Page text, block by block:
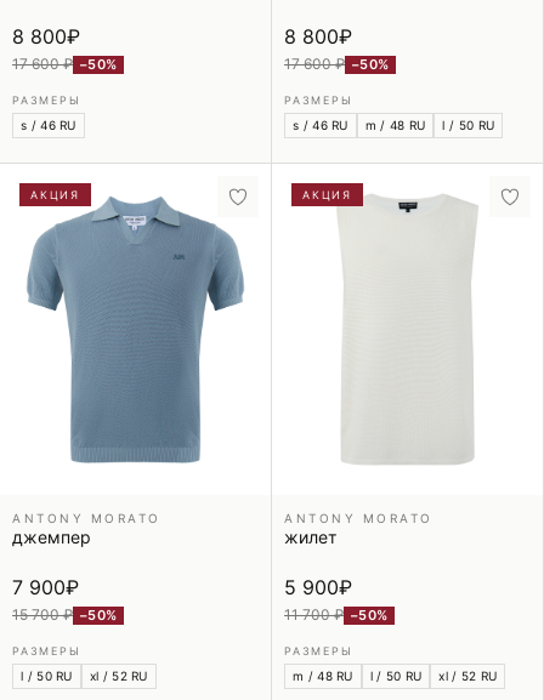
8 800₽
17 600 ₽ −50%
РАЗМЕРЫ
s / 46 RU
8 800₽
17 600 ₽ −50%
РАЗМЕРЫ
s / 46 RU m / 48 RU l / 50 RU
АКЦИЯ
ANTONY MORATO
джемпер
7 900₽
15 700 ₽ −50%
РАЗМЕРЫ
l / 50 RU xl / 52 RU
АКЦИЯ
ANTONY MORATO
жилет
5 900₽
11 700 ₽ −50%
РАЗМЕРЫ
m / 48 RU l / 50 RU xl / 52 RU